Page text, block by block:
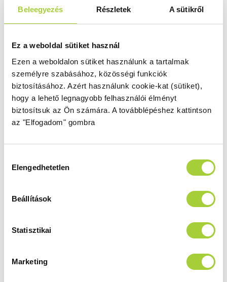
Beleegyezés Részletek A sütikről
Ez a weboldal sütiket használ
Ezen a weboldalon sütiket használunk a tartalmak
személyre szabásához, közösségi funkciók
biztosításához. Azért használunk cookie-kat (sütiket),
hogy a lehető legnagyobb felhasználói élményt
biztosítsuk az Ön számára. A továbblépéshez kattintson
az "Elfogadom" gombra
kiválasztása
Elengedhetetlen
Beállítások
Statisztikai
Marketing
Ezzel a szimbólummal jelölt termékek esetén
rendelhetőPrintnyomat a zuhanykabinra.
Nem találta meg a megfelelő méretű
zuhanykabint, zuhanyfalat vagy
kádparavánt? Elkészítjük Önnek a kívánt
méretben! Kérjeegyedi méretre gyártás
szolgáltatásunkat.
Törölközőtartóval rendelhető
mindig kényelmesen eléri a törölközőjét.